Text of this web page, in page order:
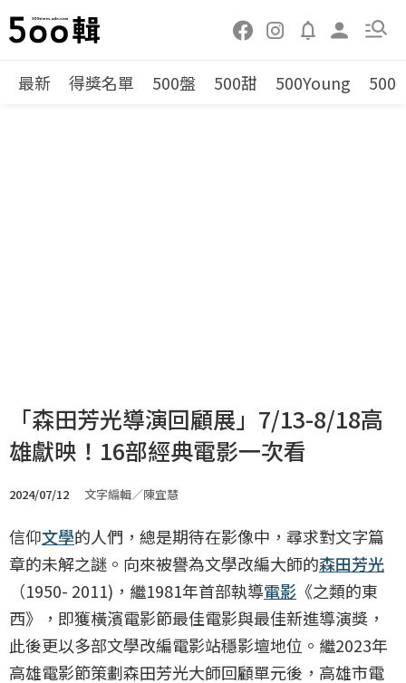
最新 得獎名單 500盤 500甜 500Young 500
「森田芳光導演回顧展」7/13-8/18高
雄獻映！16部經典電影一次看
2024/07/12 文字編輯／陳宜慧
信仰文學的人們，總是期待在影像中，尋求對文字篇
章的未解之謎。向來被譽為文學改編大師的森田芳光
（1950- 2011)，繼1981年首部執導電影 《之類的東
西》，即獲橫濱電影節最佳電影與最佳新進導演獎，
此後更以多部文學改編電影站穩影壇地位。繼2023年
高雄電影節策劃森田芳光大師回顧單元後，高雄市電